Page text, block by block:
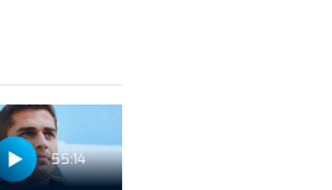
55:14